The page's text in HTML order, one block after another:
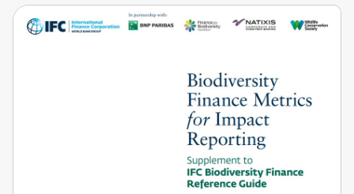
Métricas
de